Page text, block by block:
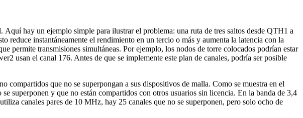
hay un ejemplo simple para ilustrar el problema: una ruta de tres saltos desde QTH1 a
instantáneamente el rendimiento en un tercio o más y aumenta la latencia con la
permite transmisiones simultáneas. Por ejemplo, los nodos de torre colocados podrían estar
usan el canal 176. Antes de que se implemente este plan de canales, podría ser posible
compartidos que no se superpongan a sus dispositivos de malla. Como se muestra en el
superponen y que no están compartidos con otros usuarios sin licencia. En la banda de 3,4
canales pares de 10 MHz, hay 25 canales que no se superponen, pero solo ocho de